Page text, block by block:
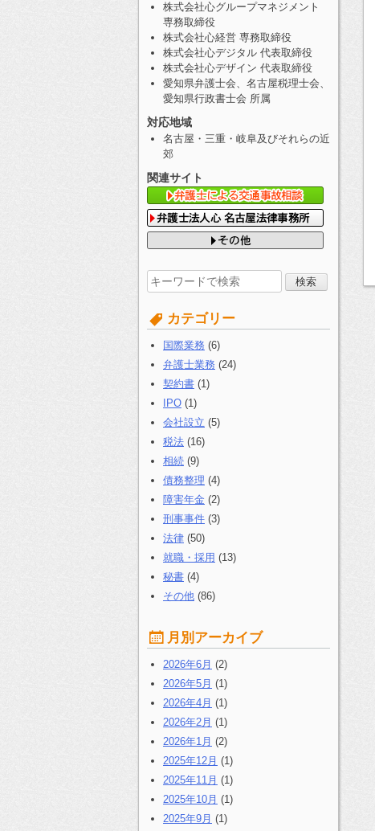
株式会社心グループマネジメント
専務取締役
株式会社心経営 専務取締役
株式会社心デジタル 代表取締役
株式会社心デザイン 代表取締役
愛知県弁護士会、名古屋税理士会、
愛知県行政書士会 所属
対応地域
名古屋・三重・岐阜及びそれらの近
郊
関連サイト
検
索
す
る:
カテゴリー
国際業務 (6)
弁護士業務 (24)
契約書 (1)
IPO (1)
会社設立 (5)
税法 (16)
相続 (9)
債務整理 (4)
障害年金 (2)
刑事事件 (3)
法律 (50)
就職・採用 (13)
秘書 (4)
その他 (86)
月別アーカイブ
2026年6月 (2)
2026年5月 (1)
2026年4月 (1)
2026年2月 (1)
2026年1月 (2)
2025年12月 (1)
2025年11月 (1)
2025年10月 (1)
2025年9月 (1)